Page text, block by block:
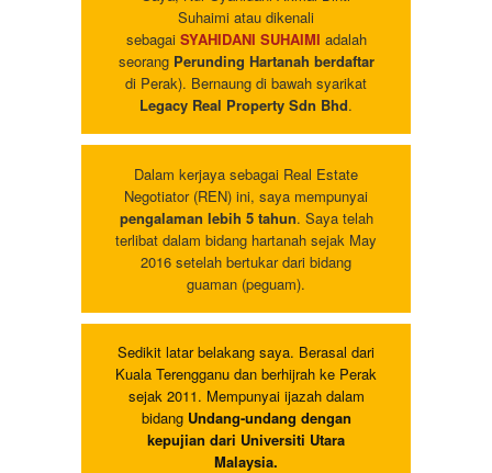
Suhaimi atau dikenali
sebagai SYAHIDANI SUHAIMI adalah
seorang Perunding Hartanah berdaftar
di Perak). Bernaung di bawah syarikat
Legacy Real Property Sdn Bhd.
Dalam kerjaya sebagai Real Estate
Negotiator (REN) ini, saya mempunyai
pengalaman lebih 5 tahun. Saya telah
terlibat dalam bidang hartanah sejak May
2016 setelah bertukar dari bidang
guaman (peguam).
Sedikit latar belakang saya. Berasal dari
Kuala Terengganu dan berhijrah ke Perak
sejak 2011. Mempunyai ijazah dalam
bidang Undang-undang dengan
kepujian dari Universiti Utara
Malaysia.